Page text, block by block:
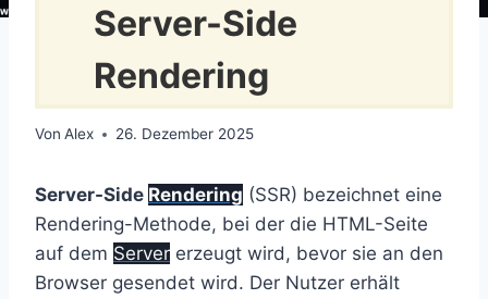
Server-Side
Rendering
Von Alex 26. Dezember 2025
Server-Side Rendering (SSR) bezeichnet eine
Rendering-Methode, bei der die HTML-Seite
auf dem Server erzeugt wird, bevor sie an den
Browser gesendet wird. Der Nutzer erhält